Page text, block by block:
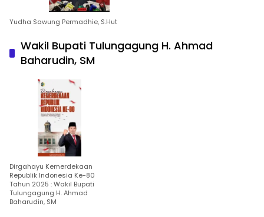
Yudha Sawung Permadhie, S.Hut
Wakil Bupati Tulungagung H. Ahmad
Baharudin, SM
Dirgahayu Kemerdekaan
Republik Indonesia Ke-80
Tahun 2025 : Wakil Bupati
Tulungagung H. Ahmad
Baharudin, SM